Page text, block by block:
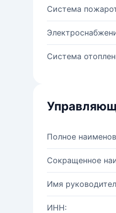
Система
Система
Полное
Сокращенное
Имя
ИНН: